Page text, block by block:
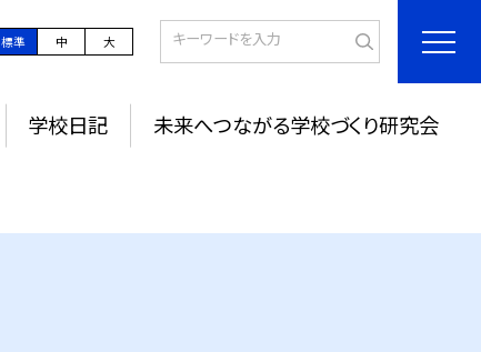
標準 中 大
学校日記 未来へつながる学校づくり研究会